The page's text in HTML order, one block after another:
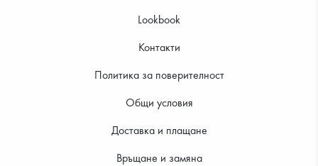
Lookbook
Контакти
Политика за поверителност
Общи условия
Доставка и плащане
Връщане и замяна